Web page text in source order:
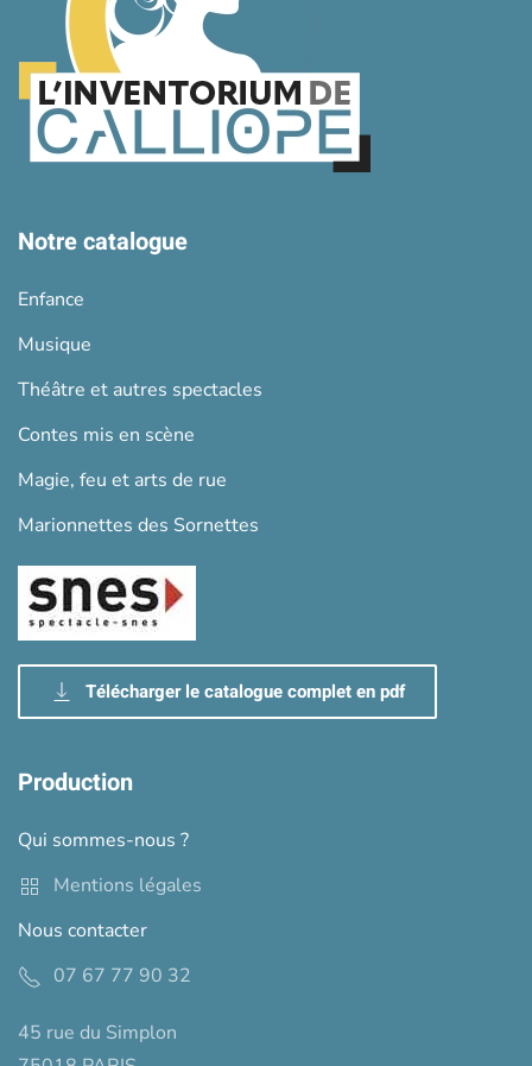
Notre catalogue
Enfance
Musique
Théâtre et autres spectacles
Contes mis en scène
Magie, feu et arts de rue
Marionnettes des Sornettes
Télécharger le catalogue complet en pdf
Production
Qui sommes-nous ?
Mentions légales
Nous contacter
07 67 77 90 32
45 rue du Simplon